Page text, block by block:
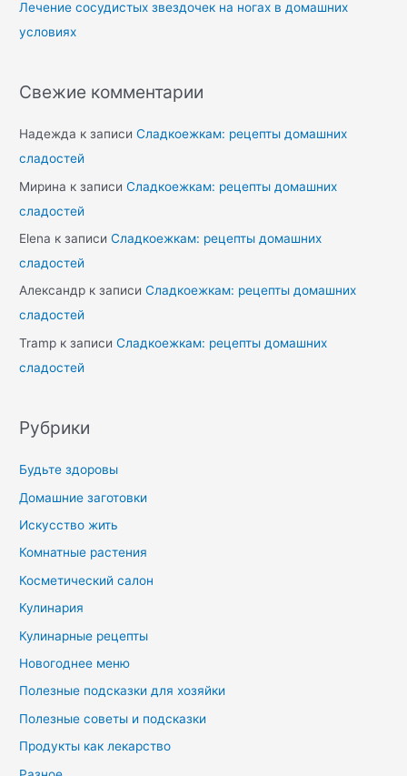
Лечение сосудистых звездочек на ногах в домашних
условиях
Свежие комментарии
Надежда к записиСладкоежкам: рецепты домашних
сладостей
Мирина к записиСладкоежкам: рецепты домашних
сладостей
Elena к записиСладкоежкам: рецепты домашних
сладостей
Александр к записиСладкоежкам: рецепты домашних
сладостей
Tramp к записиСладкоежкам: рецепты домашних
сладостей
Рубрики
Будьте здоровы
Домашние заготовки
Искусство жить
Комнатные растения
Косметический салон
Кулинария
Кулинарные рецепты
Новогоднее меню
Полезные подсказки для хозяйки
Полезные советы и подсказки
Продукты как лекарство